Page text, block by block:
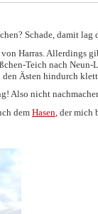
Schade, damit
Harras. Allerdings
Teich nach
den Ästen hindurch
Also nicht
dem Hasen, der mich